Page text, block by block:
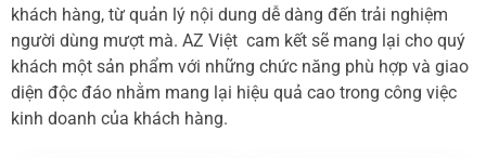
khách hàng, từ quản lý nội dung dễ dàng đến trải nghiệm
người dùng mượt mà. AZ Việt cam kết sẽ mang lại cho quý
khách một sản phẩm với những chức năng phù hợp và giao
diện độc đáo nhằm mang lại hiệu quả cao trong công việc
kinh doanh của khách hàng.